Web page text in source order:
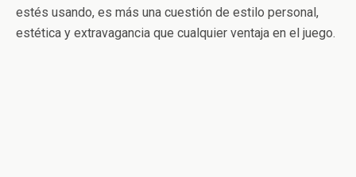
estés usando, es más una cuestión de estilo personal,
estética y extravagancia que cualquier ventaja en el juego.